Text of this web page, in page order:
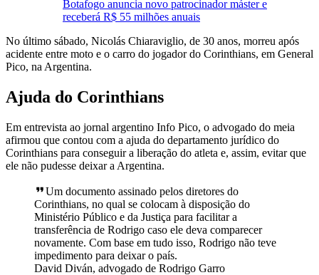
Botafogo anuncia novo patrocinador máster e
receberá R$ 55 milhões anuais
No último sábado, Nicolás Chiaraviglio, de 30 anos, morreu após
acidente entre moto e o carro do jogador do Corinthians, em General
Pico, na Argentina.
Ajuda do Corinthians
Em entrevista ao jornal argentino Info Pico, o advogado do meia
afirmou que contou com a ajuda do departamento jurídico do
Corinthians para conseguir a liberação do atleta e, assim, evitar que
ele não pudesse deixar a Argentina.
Um documento assinado pelos diretores do
Corinthians, no qual se colocam à disposição do
Ministério Público e da Justiça para facilitar a
transferência de Rodrigo caso ele deva comparecer
novamente. Com base em tudo isso, Rodrigo não teve
impedimento para deixar o país.
David Diván, advogado de Rodrigo Garro